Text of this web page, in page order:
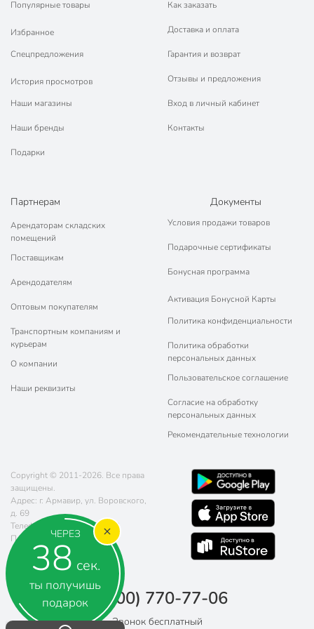
ЧЕРЕЗ
37 сек.
ты получишь
подарок
Популярные товары
Избранное
Спецпредложения
История просмотров
Наши магазины
Наши бренды
Подарки
Как заказать
Доставка и оплата
Гарантия и возврат
Отзывы и предложения
Вход в личный кабинет
Контакты
Партнерам
Арендаторам складских
помещений
Поставщикам
Арендодателям
Оптовым покупателям
Транспортным компаниям и
курьерам
О компании
Наши реквизиты
Документы
Условия продажи товаров
Подарочные сертификаты
Бонусная программа
Активация Бонусной Карты
Политика конфиденциальности
Политика обработки
персональных данных
Пользовательское соглашение
Согласие на обработку
персональных данных
Рекомендательные технологии
Copyright © 2011-2026. Все права
защищены.
Адрес: г. Армавир, ул. Воровского,
д. 69
Телефон:
8 (800) 770-77-06
Почта:
sales@poryadok.ru
8 (800) 770-77-06
Звонок бесплатный